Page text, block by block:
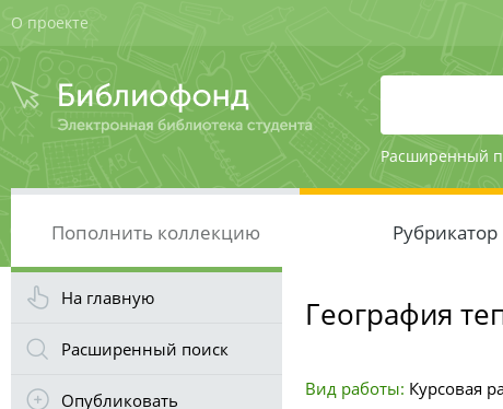
О проекте
Расширенный
Пополнить коллекцию Рубрикатор
На главную
Расширенный поиск
Опубликовать
География
Вид работы: Курсовая